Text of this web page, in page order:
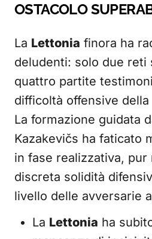
OSTACOLO
La Lettonia finora ha
deludenti: solo due reti
quattro partite
difficoltà offensive
La formazione guidata
Kazakevičs ha faticato
in fase realizzativa, pur
discreta solidità
livello delle avversarie
La Lettonia ha